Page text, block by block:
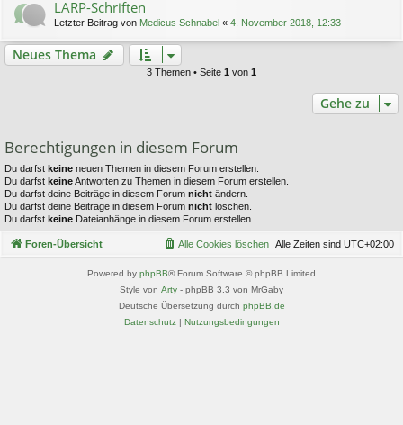
LARP-Schriften
Letzter Beitrag von Medicus Schnabel « 4. November 2018, 12:33
Neues Thema
3 Themen • Seite 1 von 1
Gehe zu
Berechtigungen in diesem Forum
Du darfst keine neuen Themen in diesem Forum erstellen.
Du darfst keineAntworten zu Themen in diesem Forum erstellen.
Du darfst deine Beiträge in diesem Forum nicht ändern.
Du darfst deine Beiträge in diesem Forum nicht löschen.
Du darfst keine Dateianhänge in diesem Forum erstellen.
Foren-Übersicht Alle Zeiten sind UTC+02:00
Alle Cookies löschen
Powered by phpBB® Forum Software © phpBB Limited
Style von Arty - phpBB 3.3 von MrGaby
Deutsche Übersetzung durch phpBB.de
Datenschutz| Nutzungsbedingungen